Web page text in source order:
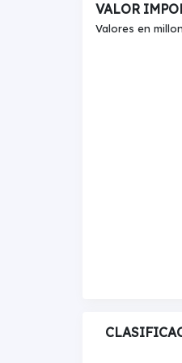
VALOR
Valores en